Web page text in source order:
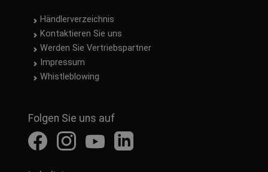
Händlerverzeichnis
Kontaktieren Sie uns
Werden Sie Vertriebspartner
Impressum
Whistleblowing
Folgen Sie uns auf